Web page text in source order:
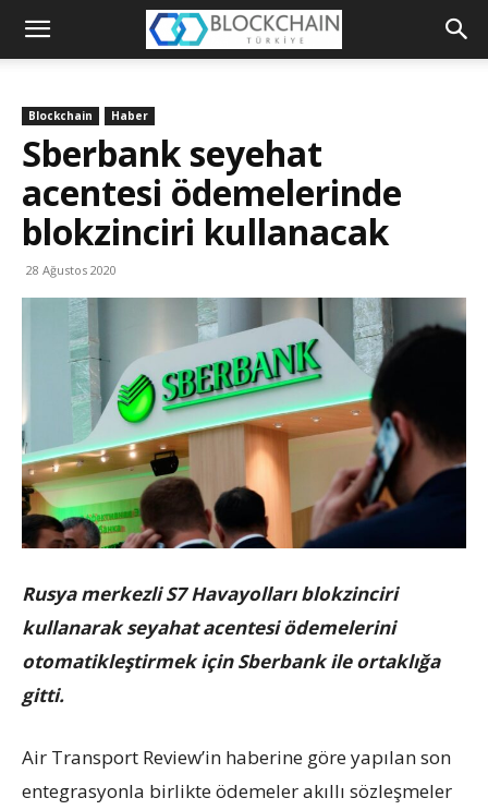
Blockchain
Platformu
Blockchain Haber
Sberbank seyehat
acentesi ödemelerinde
blokzinciri kullanacak
28 Ağustos 2020
Rusya merkezli S7 Havayolları blokzinciri
kullanarak seyahat acentesi ödemelerini
otomatikleştirmek için Sberbank ile ortaklığa
gitti.
Air Transport Review’in haberine göre yapılan son
entegrasyonla birlikte ödemeler akıllı sözleşmeler